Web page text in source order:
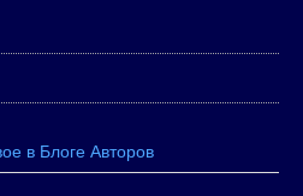
в Блоге Авторов